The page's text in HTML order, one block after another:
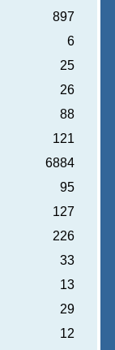
897
6
25
26
88
121
6884
95
127
226
33
13
29
12